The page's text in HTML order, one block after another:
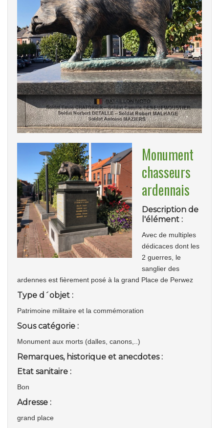
Monument
chasseurs
ardennais
Description de
l'élément :
Avec de multiples
dédicaces dont les
2 guerres, le
sanglier des
ardennes est fièrement posé à la grand Place de Perwez
Type d´objet :
Patrimoine militaire et la commémoration
Sous catégorie :
Monument aux morts (dalles, canons,..)
Remarques, historique et anecdotes :
Etat sanitaire :
Bon
Adresse :
grand place